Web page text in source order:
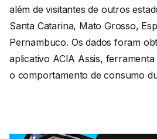
além de visitantes de outros
Santa Catarina, Mato Grosso,
Pernambuco. Os dados foram
aplicativo ACIA Assis,
o comportamento de consumo